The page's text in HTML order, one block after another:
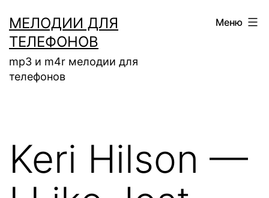
содержимому
МЕЛОДИИ ДЛЯ
ТЕЛЕФОНОВ
mp3 и m4r мелодии для
телефонов
Меню
Keri Hilson —